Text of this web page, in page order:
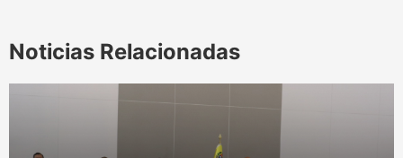
Noticias Relacionadas